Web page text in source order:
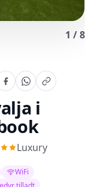
1 /8
i
Luxury
WiFi